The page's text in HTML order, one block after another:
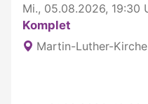
Mi., 05.08.2026, 19:30
Komplet
Martin-Luther-Kirche